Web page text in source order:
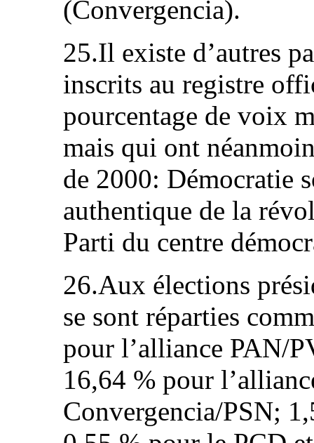
(Convergencia).
25.Il existe d’autres
inscrits au registre
pourcentage de voix
mais qui ont
de 2000: Démocratie
authentique de la
Parti du centre
26.Aux élections
se sont réparties
pour l’alliance PAN/
16,64 % pour
Convergencia/PSN;